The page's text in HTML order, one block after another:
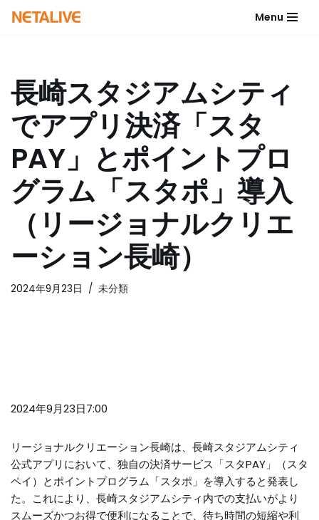
ン
ツ
へ
キ
プ
Menu
長崎スタジアムシティ
でアプリ決済「スタ
PAY」とポイントプロ
グラム「スタポ」導入
（リージョナルクリエ
ーション長崎）
2024年9月23日 未分類
2024年9月23日7:00
リージョナルクリエーション長崎は、長崎スタジアムシティ
公式アプリにおいて、独自の決済サービス「スタPAY」（スタ
ペイ）とポイントプログラム「スタポ」を導入すると発表し
た。これにより、長崎スタジアムシティ内での支払いがより
スムーズかつお得で便利になることで、待ち時間の短縮や利